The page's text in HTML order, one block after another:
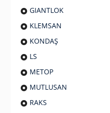
GIANTLOK
KLEMSAN
KONDAŞ
LS
METOP
MUTLUSAN
RAKS